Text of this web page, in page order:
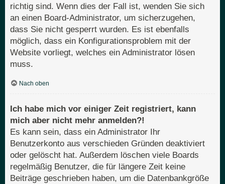
richtig sind. Wenn dies der Fall ist, wenden Sie sich
an einen Board-Administrator, um sicherzugehen,
dass Sie nicht gesperrt wurden. Es ist ebenfalls
möglich, dass ein Konfigurationsproblem mit der
Website vorliegt, welches ein Administrator lösen
muss.
Nach oben
Ich habe mich vor einiger Zeit registriert, kann
mich aber nicht mehr anmelden?!
Es kann sein, dass ein Administrator Ihr
Benutzerkonto aus verschieden Gründen deaktiviert
oder gelöscht hat. Außerdem löschen viele Boards
regelmäßig Benutzer, die für längere Zeit keine
Beiträge geschrieben haben, um die Datenbankgröße